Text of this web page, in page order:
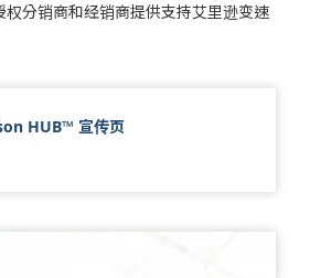
分销商和经销商提供支持艾里逊变速
HUB Flyer Update_Final_ZH
HUB™ 宣传页